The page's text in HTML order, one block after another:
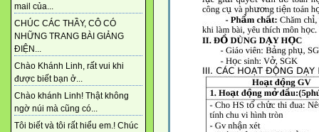
mail của...
CHÚC CÁC THẦY, CÔ CÓ
NHỮNG TRANG BÀI GIẢNG
ĐIỆN...
Chào Khánh Linh, rất vui khi
được biết bạn ở...
Chào khánh Linh! Thật không
ngờ núi mà cũng có...
Tôi biết và tôi rất hiểu em.! Chúc